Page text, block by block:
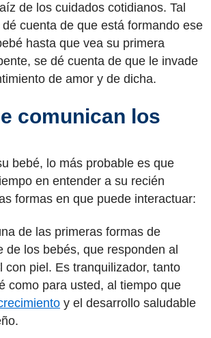
de los cuidados cotidianos. Tal
cuenta de que está formando ese
hasta que vea su primera
se dé cuenta de que le invade
de amor y de dicha.
comunican los
bebé, lo más probable es que
en entender a su recién
formas en que puede interactuar:
de las primeras formas de
de los bebés, que responden al
con piel. Es tranquilizador, tanto
como para usted, al tiempo que
y el desarrollo saludable